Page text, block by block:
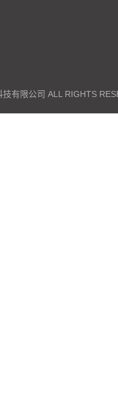
有限公司 ALL RIGHTS